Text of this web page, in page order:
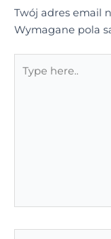
Twój adres email
Wymagane pola
here..